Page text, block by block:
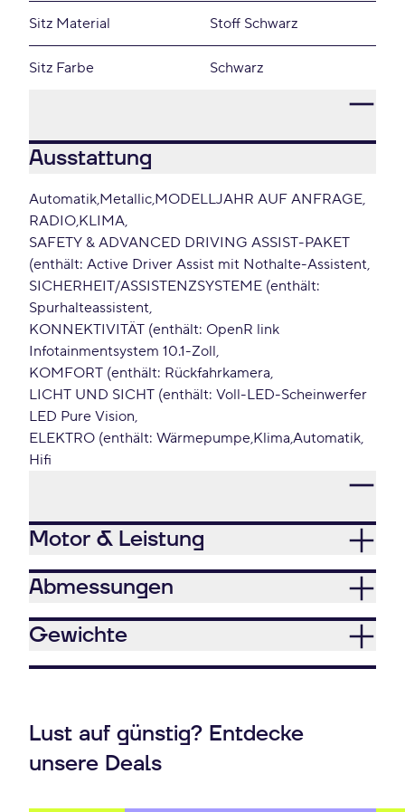
Sitz Material Stoff Schwarz
Sitz Farbe Schwarz
Ausstattung
Automatik Metallic MODELLJAHR AUF ANFRAGE
RADIO KLIMA
SAFETY & ADVANCED DRIVING ASSIST-PAKET
(enthält: Active Driver Assist mit Nothalte-Assistent
SICHERHEIT/ASSISTENZSYSTEME (enthält:
Spurhalteassistent
KONNEKTIVITÄT (enthält: OpenR link
Infotainmentsystem 10.1-Zoll
KOMFORT (enthält: Rückfahrkamera
LICHT UND SICHT (enthält: Voll-LED-Scheinwerfer
LED Pure Vision
ELEKTRO (enthält: Wärmepumpe Klima Automatik
Hifi
Motor & Leistung
Abmessungen
Gewichte
Lust auf günstig? Entdecke
unsere Deals